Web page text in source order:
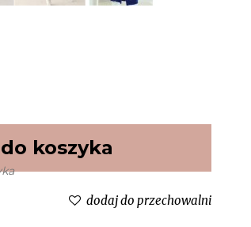
do koszyka
dodaj do przechowalni